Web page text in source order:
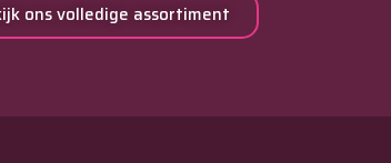
ons volledige assortiment